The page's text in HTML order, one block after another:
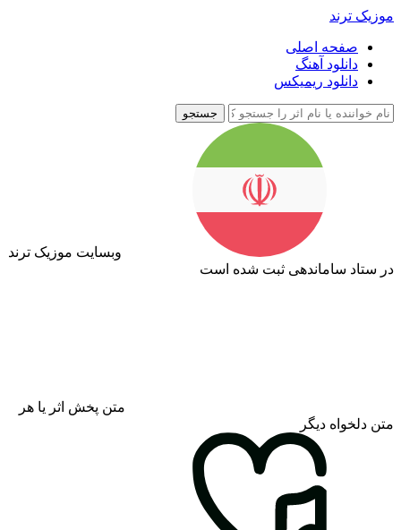
موزیک ترند
صفحه اصلی
دانلود آهنگ
دانلود ریمیکس
جستجو
وبسایت موزیک ترند
در ستاد ساماندهی ثبت شده است
متن پخش اثر یا هر
متن دلخواه دیگر